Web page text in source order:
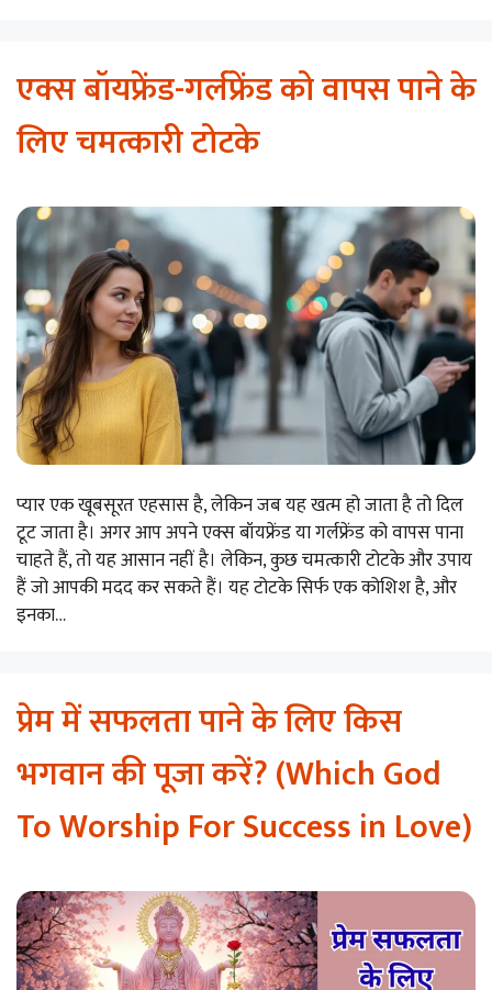
एक्स बॉयफ्रेंड-गर्लफ्रेंड को वापस पाने के
लिए चमत्कारी टोटके
प्यार एक खूबसूरत एहसास है, लेकिन जब यह खत्म हो जाता है तो दिल
टूट जाता है। अगर आप अपने एक्स बॉयफ्रेंड या गर्लफ्रेंड को वापस पाना
चाहते हैं, तो यह आसान नहीं है। लेकिन, कुछ चमत्कारी टोटके और उपाय
हैं जो आपकी मदद कर सकते हैं। यह टोटके सिर्फ एक कोशिश है, और
इनका…
प्रेम में सफलता पाने के लिए किस
भगवान की पूजा करें? (Which God
To Worship For Success in Love)